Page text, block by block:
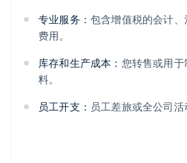
专业服务： 包含增值税的会计
费用。
库存和生产成本： 您转售或用
料。
员工开支： 员工差旅或全公司活